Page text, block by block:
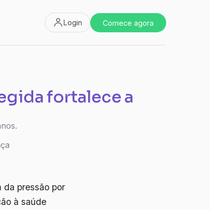
Login Comece agora
fortalece a
da pressão por
à saúde